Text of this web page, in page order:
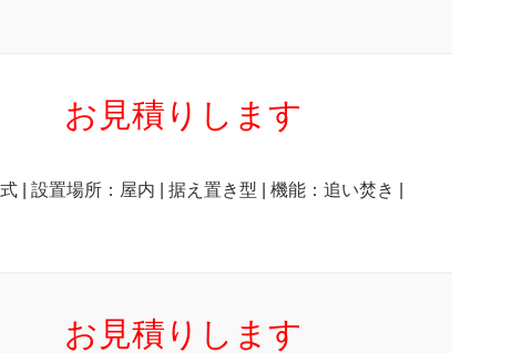
お見積りします
| 設置場所：屋内 | 据え置き型 | 機能：追い焚き |
お見積りします